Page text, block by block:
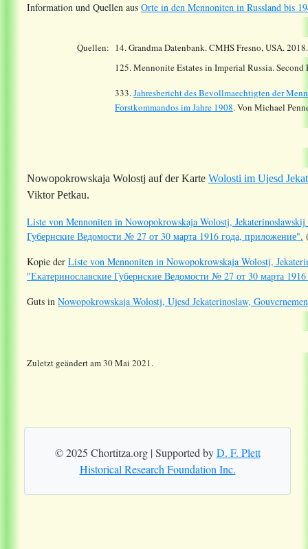
Information und Quellen aus Orte in den Mennoniten in Russland bis
Quellen: 14.Grandma Datenbank. CMHS Fresno, USA.
125. Mennonite Estates in Imperial Russia.
333.Jahresbericht des Bevollmaechtigten der
Forstkommandos im Jahre 1908. Von Michael
Nowopokrowskaja Wolostj auf der Karte Wolosti im Ujesd
Viktor Petkau.
Liste von Mennoniten in Nowopokrowskaja Wolostj,
Губернские Ведомости № 27 от 30 марта 1916 года, приложение".
Kopie der Liste von Mennoniten in Nowopokrowskaja Wolostj,
"Екатеринославские Губернские Ведомости № 27 от 30 марта
Guts in Nowopokrowskaja Wolostj, Ujesd Jekaterinoslaw,
Zuletzt geändert am 30 Mai 2021.
© 2025 Chortitza.org | Supported byD. F. Plett
Historical Research Foundation Inc.